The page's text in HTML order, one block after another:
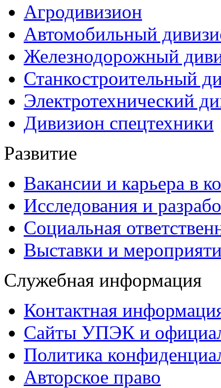
Агродивизион
Автомобильный
Железнодорожный
Станкостроительный
Электротехнический
Дивизион спецтехники
Развитие
Вакансии и карьера в
Исследования и
Социальная
Выставки и
Служебная информация
Контактная
Сайты УПЭК и
Политика
Авторское право